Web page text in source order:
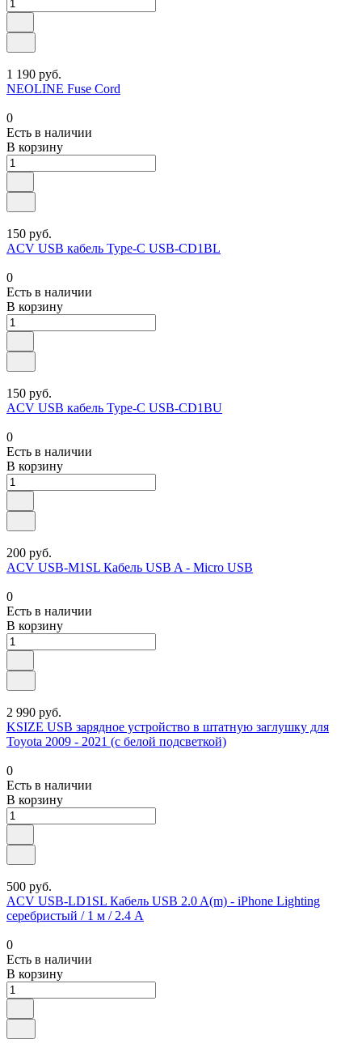
1 190 руб.
NEOLINE Fuse Cord
0
Есть в наличии
В корзину
150 руб.
ACV USB кабель Type-C USB-CD1BL
0
Есть в наличии
В корзину
150 руб.
ACV USB кабель Type-C USB-CD1BU
0
Есть в наличии
В корзину
200 руб.
ACV USB-M1SL Кабель USB A - Micro USB
0
Есть в наличии
В корзину
2 990 руб.
KSIZE USB зарядное устройство в штатную заглушку для
Toyota 2009 - 2021 (с белой подсветкой)
0
Есть в наличии
В корзину
500 руб.
ACV USB-LD1SL Кабель USB 2.0 A(m) - iPhone Lighting
серебристый / 1 м / 2.4 A
0
Есть в наличии
В корзину